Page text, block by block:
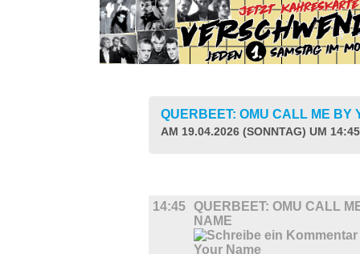
QUERBEET: OMU CALL ME BY
AM 19.04.2026 (SONNTAG) UM
14:45 QUERBEET: OMU CALL
NAME